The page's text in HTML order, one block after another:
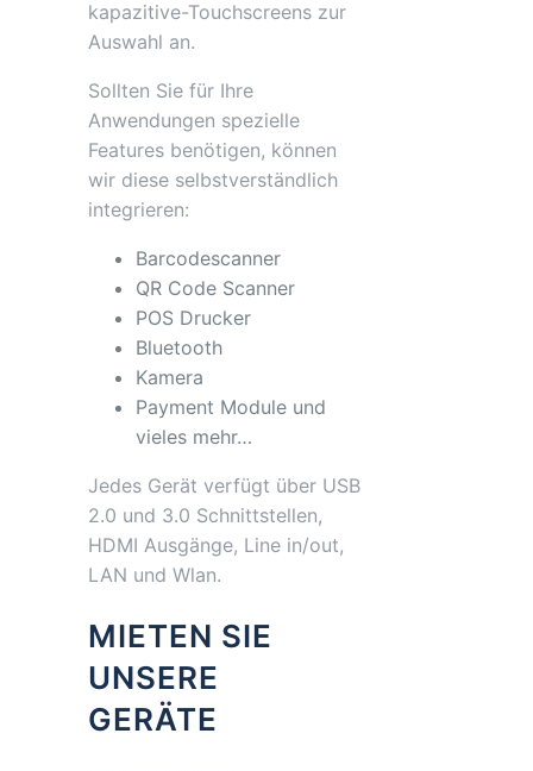
kapazitive-Touchscreens zur
Auswahl an.
Sollten Sie für Ihre
Anwendungen spezielle
Features benötigen, können
wir diese selbstverständlich
integrieren:
Barcodescanner
QR Code Scanner
POS Drucker
Bluetooth
Kamera
Payment Module und
vieles mehr…
Jedes Gerät verfügt über USB
2.0 und 3.0 Schnittstellen,
HDMI Ausgänge, Line in/out,
LAN und Wlan.
MIETEN SIE
UNSERE
GERÄTE